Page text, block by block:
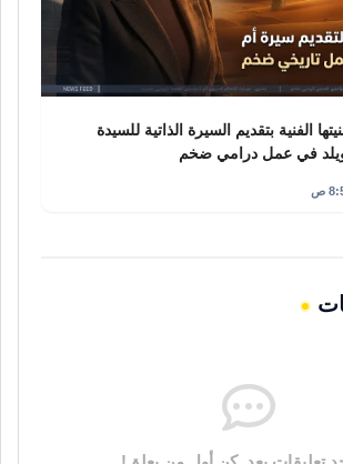
الفنية بتقديم السيرة الذاتية للسيدة
في عمل درامي ضخم